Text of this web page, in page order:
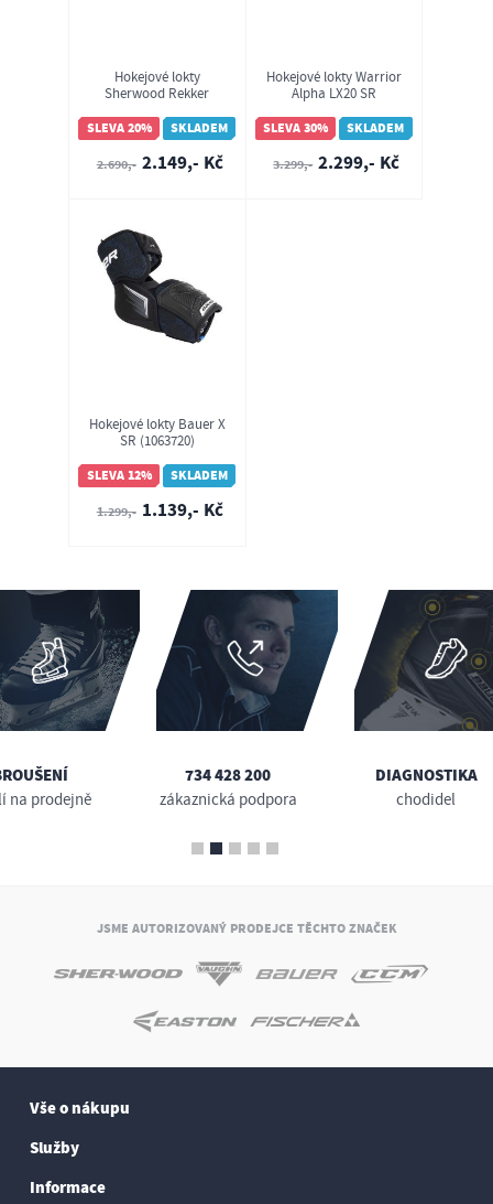
Hokejové lokty
Sherwood Rekker
SLEVA 20%
SKLADEM
2.690,- 2.149,- Kč
Hokejové lokty Warrior
Alpha LX20 SR
SLEVA 30%
SKLADEM
3.299,- 2.299,- Kč
Hokejové lokty Bauer X
SR (1063720)
SLEVA 12%
SKLADEM
1.299,- 1.139,- Kč
na prodejně
734 428 200
zákaznická podpora
DIAGNOSTIKA
chodidel
JSME AUTORIZOVANÝ PRODEJCE TĚCHTO ZNAČEK
Vše o nákupu
Služby
Informace